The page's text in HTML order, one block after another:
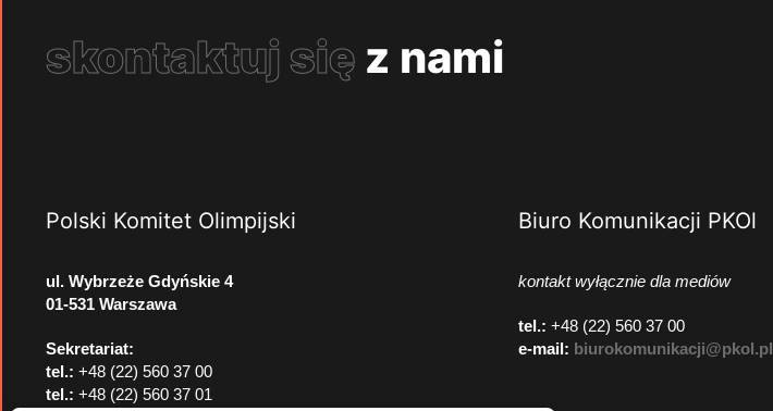
skontaktuj się z nami
Polski Komitet Olimpijski
ul. Wybrzeże Gdyńskie 4
01-531 Warszawa
Sekretariat:
tel.: +48 (22) 560 37 00
tel.: +48 (22) 560 37 01
Biuro Komunikacji PKOl
kontakt wyłącznie dla mediów
tel.: +48 (22) 560 37 00
e-mail: biurokomunikacji@pkol.pl